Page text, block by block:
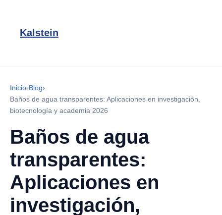
Kalstein
Inicio›Blog›
Baños de agua transparentes: Aplicaciones en investigación,
biotecnología y academia 2026
Baños de agua
transparentes:
Aplicaciones en
investigación,